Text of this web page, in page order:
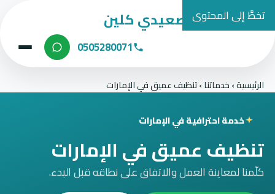
تخطَّ إلى المحتوى
شركة الصعيدي كلين
0505280071
الرئيسية›خدماتنا›تنظيف عميق في الإمارات
خدمة احترافية في الإمارات
تنظيف عميق في الإمارات
كلّمنا لمعاينة العمل والاتفاق على نطاقه قبل البدء.